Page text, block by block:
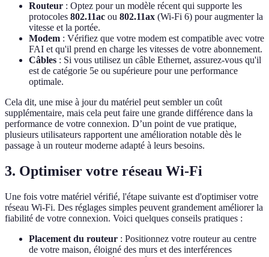
Routeur : Optez pour un modèle récent qui supporte les
protocoles 802.11ac ou 802.11ax (Wi-Fi 6) pour augmenter la
vitesse et la portée.
Modem : Vérifiez que votre modem est compatible avec votre
FAI et qu'il prend en charge les vitesses de votre abonnement.
Câbles : Si vous utilisez un câble Ethernet, assurez-vous qu'il
est de catégorie 5e ou supérieure pour une performance
optimale.
Cela dit, une mise à jour du matériel peut sembler un coût
supplémentaire, mais cela peut faire une grande différence dans la
performance de votre connexion. D’un point de vue pratique,
plusieurs utilisateurs rapportent une amélioration notable dès le
passage à un routeur moderne adapté à leurs besoins.
3. Optimiser votre réseau Wi-Fi
Une fois votre matériel vérifié, l'étape suivante est d'optimiser votre
réseau Wi-Fi. Des réglages simples peuvent grandement améliorer la
fiabilité de votre connexion. Voici quelques conseils pratiques :
Placement du routeur : Positionnez votre routeur au centre
de votre maison, éloigné des murs et des interférences